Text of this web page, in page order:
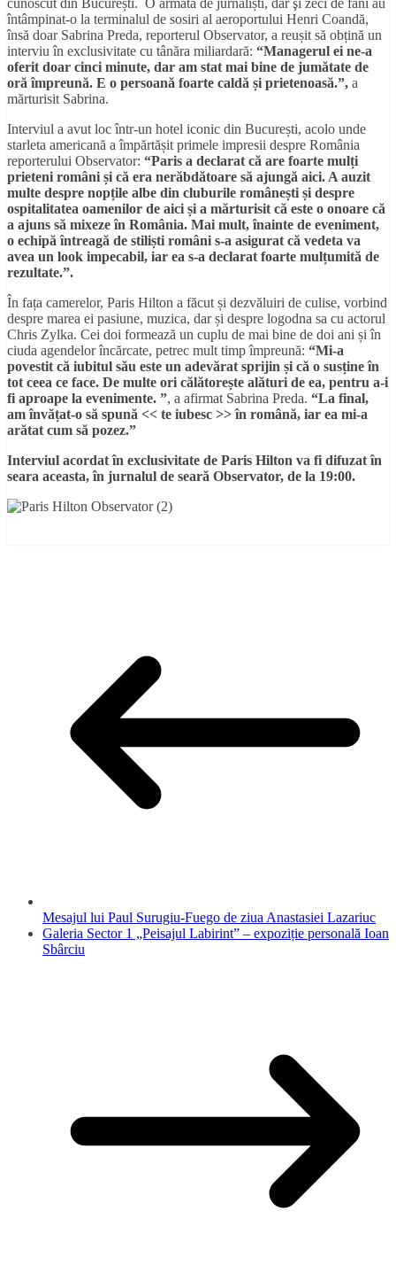
întâmpinat-o la terminalul de sosiri al aeroportului Henri Coandă,
însă doar Sabrina Preda, reporterul Observator, a reușit să obțină un
interviu în exclusivitate cu tânăra miliardară: “Managerul ei ne-a
oferit doar cinci minute, dar am stat mai bine de jumătate de
oră împreună. E o persoană foarte caldă și prietenoasă.”, a
mărturisit Sabrina.
Interviul a avut loc într-un hotel iconic din București, acolo unde
starleta americană a împărtășit primele impresii despre România
reporterului Observator: “Paris a declarat că are foarte mulți
prieteni români și că era nerăbdătoare să ajungă aici. A auzit
multe despre nopțile albe din cluburile românești și despre
ospitalitatea oamenilor de aici și a mărturisit că este o onoare că
a ajuns să mixeze în România. Mai mult, înainte de eveniment,
o echipă întreagă de stiliști români s-a asigurat că vedeta va
avea un look impecabil, iar ea s-a declarat foarte mulțumită de
rezultate.”.
În fața camerelor, Paris Hilton a făcut și dezvăluiri de culise, vorbind
despre marea ei pasiune, muzica, dar și despre logodna sa cu actorul
Chris Zylka. Cei doi formează un cuplu de mai bine de doi ani și în
ciuda agendelor încărcate, petrec mult timp împreună: “Mi-a
povestit că iubitul său este un adevărat sprijin și că o susține în
tot ceea ce face. De multe ori călătorește alături de ea, pentru a-i
fi aproape la evenimente. ”, a afirmat Sabrina Preda. “La final,
am învățat-o să spună << te iubesc >> în română, iar ea mi-a
arătat cum să pozez.”
Interviul acordat în exclusivitate de Paris Hilton va fi difuzat în
seara aceasta, în jurnalul de seară Observator, de la 19:00.
Mesajul lui Paul Surugiu-Fuego de ziua Anastasiei Lazariuc
Galeria Sector 1 „Peisajul Labirint” – expoziție personală Ioan
Sbârciu